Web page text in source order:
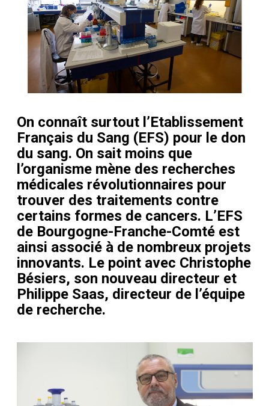
On connaît surtout l’Etablissement
Français du Sang (EFS) pour le don
du sang. On sait moins que
l’organisme mène des recherches
médicales révolutionnaires pour
trouver des traitements contre
certains formes de cancers. L’EFS
de Bourgogne-Franche-Comté est
ainsi associé à de nombreux projets
innovants. Le point avec Christophe
Bésiers, son nouveau directeur et
Philippe Saas, directeur de l’équipe
de recherche.